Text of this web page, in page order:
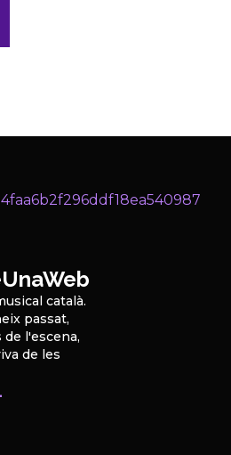
català.
passat,
l'escena,
de les